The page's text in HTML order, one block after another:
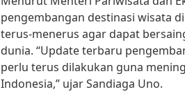
pengembangan destinasi wisata
terus-menerus agar dapat
dunia. “Update terbaru
perlu terus dilakukan guna
Indonesia,” ujar Sandiaga Uno.